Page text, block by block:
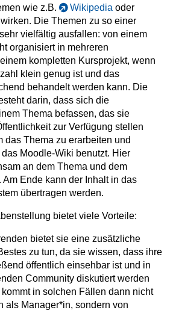
wie z.B. Wikipedia oder
Die Themen zu so einer
vielfältig ausfallen: von einem
organisiert in mehreren
kompletten Kursprojekt, wenn
klein genug ist und das
behandelt werden kann. Die
darin, dass sich die
Thema befassen, das sie
zur Verfügung stellen
das Thema zu erarbeiten und
Moodle-Wiki benutzt. Hier
an dem Thema und dem
Am Ende kann der Inhalt in das
übertragen werden.
bietet viele Vorteile:
bietet sie eine zusätzliche
zu tun, da sie wissen, dass ihre
öffentlich einsehbar ist und in
Community diskutiert werden
in solchen Fällen dann nicht
als Manager*in, sondern von